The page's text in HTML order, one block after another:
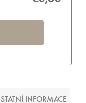
INFORMACE